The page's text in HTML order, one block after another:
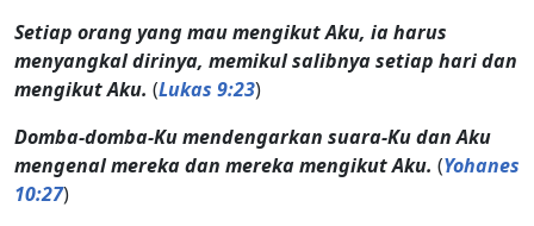
Setiap orang yang mau mengikut Aku, ia harus
menyangkal dirinya, memikul salibnya setiap hari dan
mengikut Aku. (Lukas 9:23)
Domba-domba-Ku mendengarkan suara-Ku dan Aku
mengenal mereka dan mereka mengikut Aku. (Yohanes
10:27)